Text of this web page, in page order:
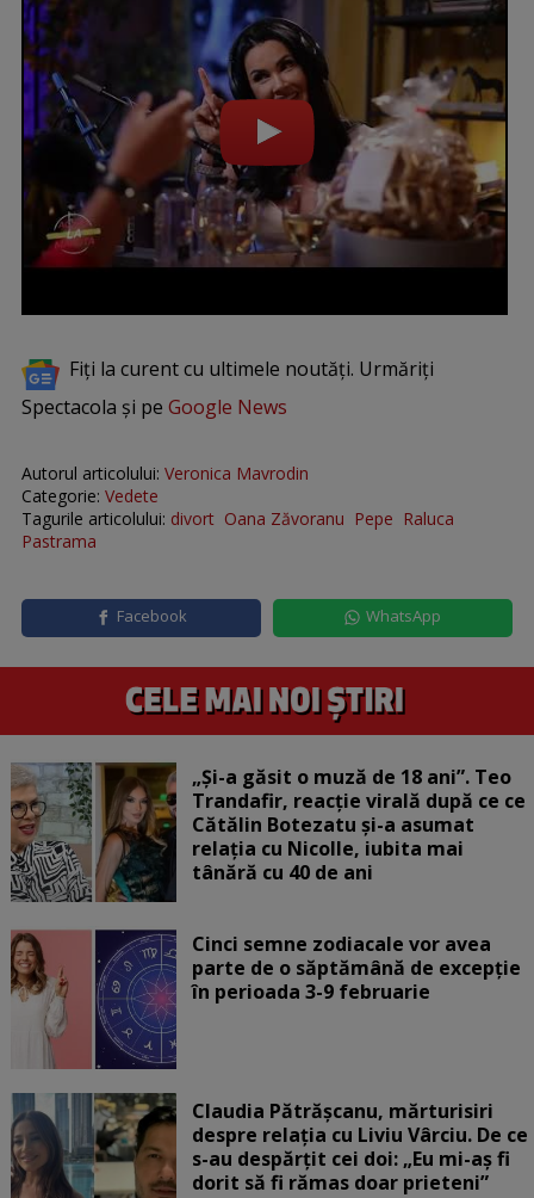
Fiți la curent cu ultimele noutăți. Urmăriți
Spectacola și pe Google News
Autorul articolului: Veronica Mavrodin
Categorie: Vedete
Tagurile articolului: divort Oana Zăvoranu Pepe Raluca
Pastrama
Facebook WhatsApp
„Și-a găsit o muză de 18 ani”. Teo
Trandafir, reacție virală după ce ce
Cătălin Botezatu și-a asumat
relația cu Nicolle, iubita mai
tânără cu 40 de ani
Cinci semne zodiacale vor avea
parte de o săptămână de excepție
în perioada 3-9 februarie
Claudia Pătrășcanu, mărturisiri
despre relația cu Liviu Vârciu. De ce
s-au despărțit cei doi: „Eu mi-aș fi
dorit să fi rămas doar prieteni”